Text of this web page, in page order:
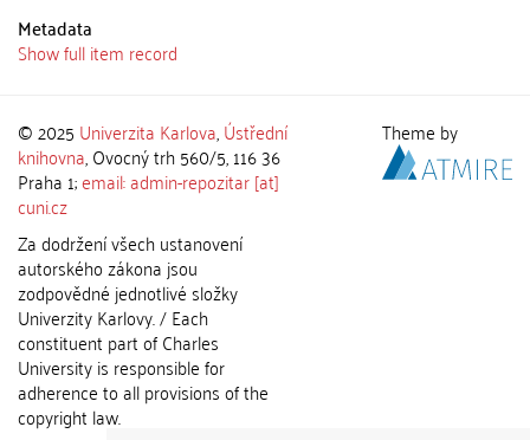
Metadata
Show full item record
© 2025 Univerzita Karlova,Ústřední
knihovna, Ovocný trh 560/5, 116 36
Praha 1;email: admin-repozitar [at]
cuni.cz
Za dodržení všech ustanovení
autorského zákona jsou
zodpovědné jednotlivé složky
Univerzity Karlovy. / Each
constituent part of Charles
University is responsible for
adherence to all provisions of the
copyright law.
Theme by